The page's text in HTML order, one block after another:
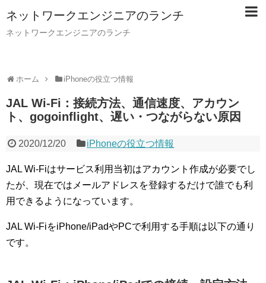
ネットワークエンジニアのランチ
ネットワークエンジニアのランチ
ホーム iPhoneの役立つ情報
JAL Wi-Fi：接続方法、通信速度、アカウン
ト、gogoinflight、遅い・つながらない原因
2020/12/20 iPhoneの役立つ情報
JAL Wi-Fiはサービス利用当初はアカウント作成が必要でし
たが、現在ではメールアドレスを登録するだけで誰でも利
用できるようになっています。
JAL Wi-FiをiPhone/iPadやPCで利用する手順は以下の通り
です。